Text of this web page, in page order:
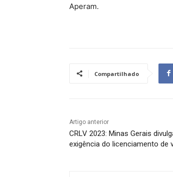
Aperam.
Compartilhado
Artigo anterior
CRLV 2023: Minas Gerais
exigência do licenciamento de